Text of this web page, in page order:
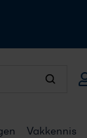
Vakkennis